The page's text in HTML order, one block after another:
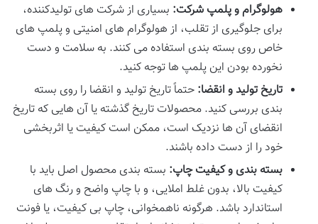
هولوگرام و پلمپ شرکت: بسیاری از شرکت های تولیدکننده،
برای جلوگیری از تقلب، از هولوگرام های امنیتی و پلمپ های
خاص روی بسته بندی استفاده می کنند. به سلامت و دست
نخورده بودن این پلمپ ها توجه کنید.
تاریخ تولید و انقضا: حتماً تاریخ تولید و انقضا را روی بسته
بندی بررسی کنید. محصولات تاریخ گذشته یا آن هایی که تاریخ
انقضای آن ها نزدیک است، ممکن است کیفیت یا اثربخشی
خود را از دست داده باشند.
بسته بندی و کیفیت چاپ: بسته بندی محصول اصل باید با
کیفیت بالا، بدون غلط املایی، و با چاپ واضح و رنگ های
استاندارد باشد. هرگونه ناهمخوانی، چاپ بی کیفیت، یا فونت